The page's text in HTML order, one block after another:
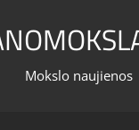
Mokslo naujienos